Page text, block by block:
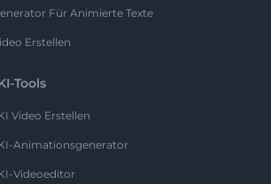
Für Animierte Texte
Erstellen
Tools
Video Erstellen
Animationsgenerator
Videoeditor